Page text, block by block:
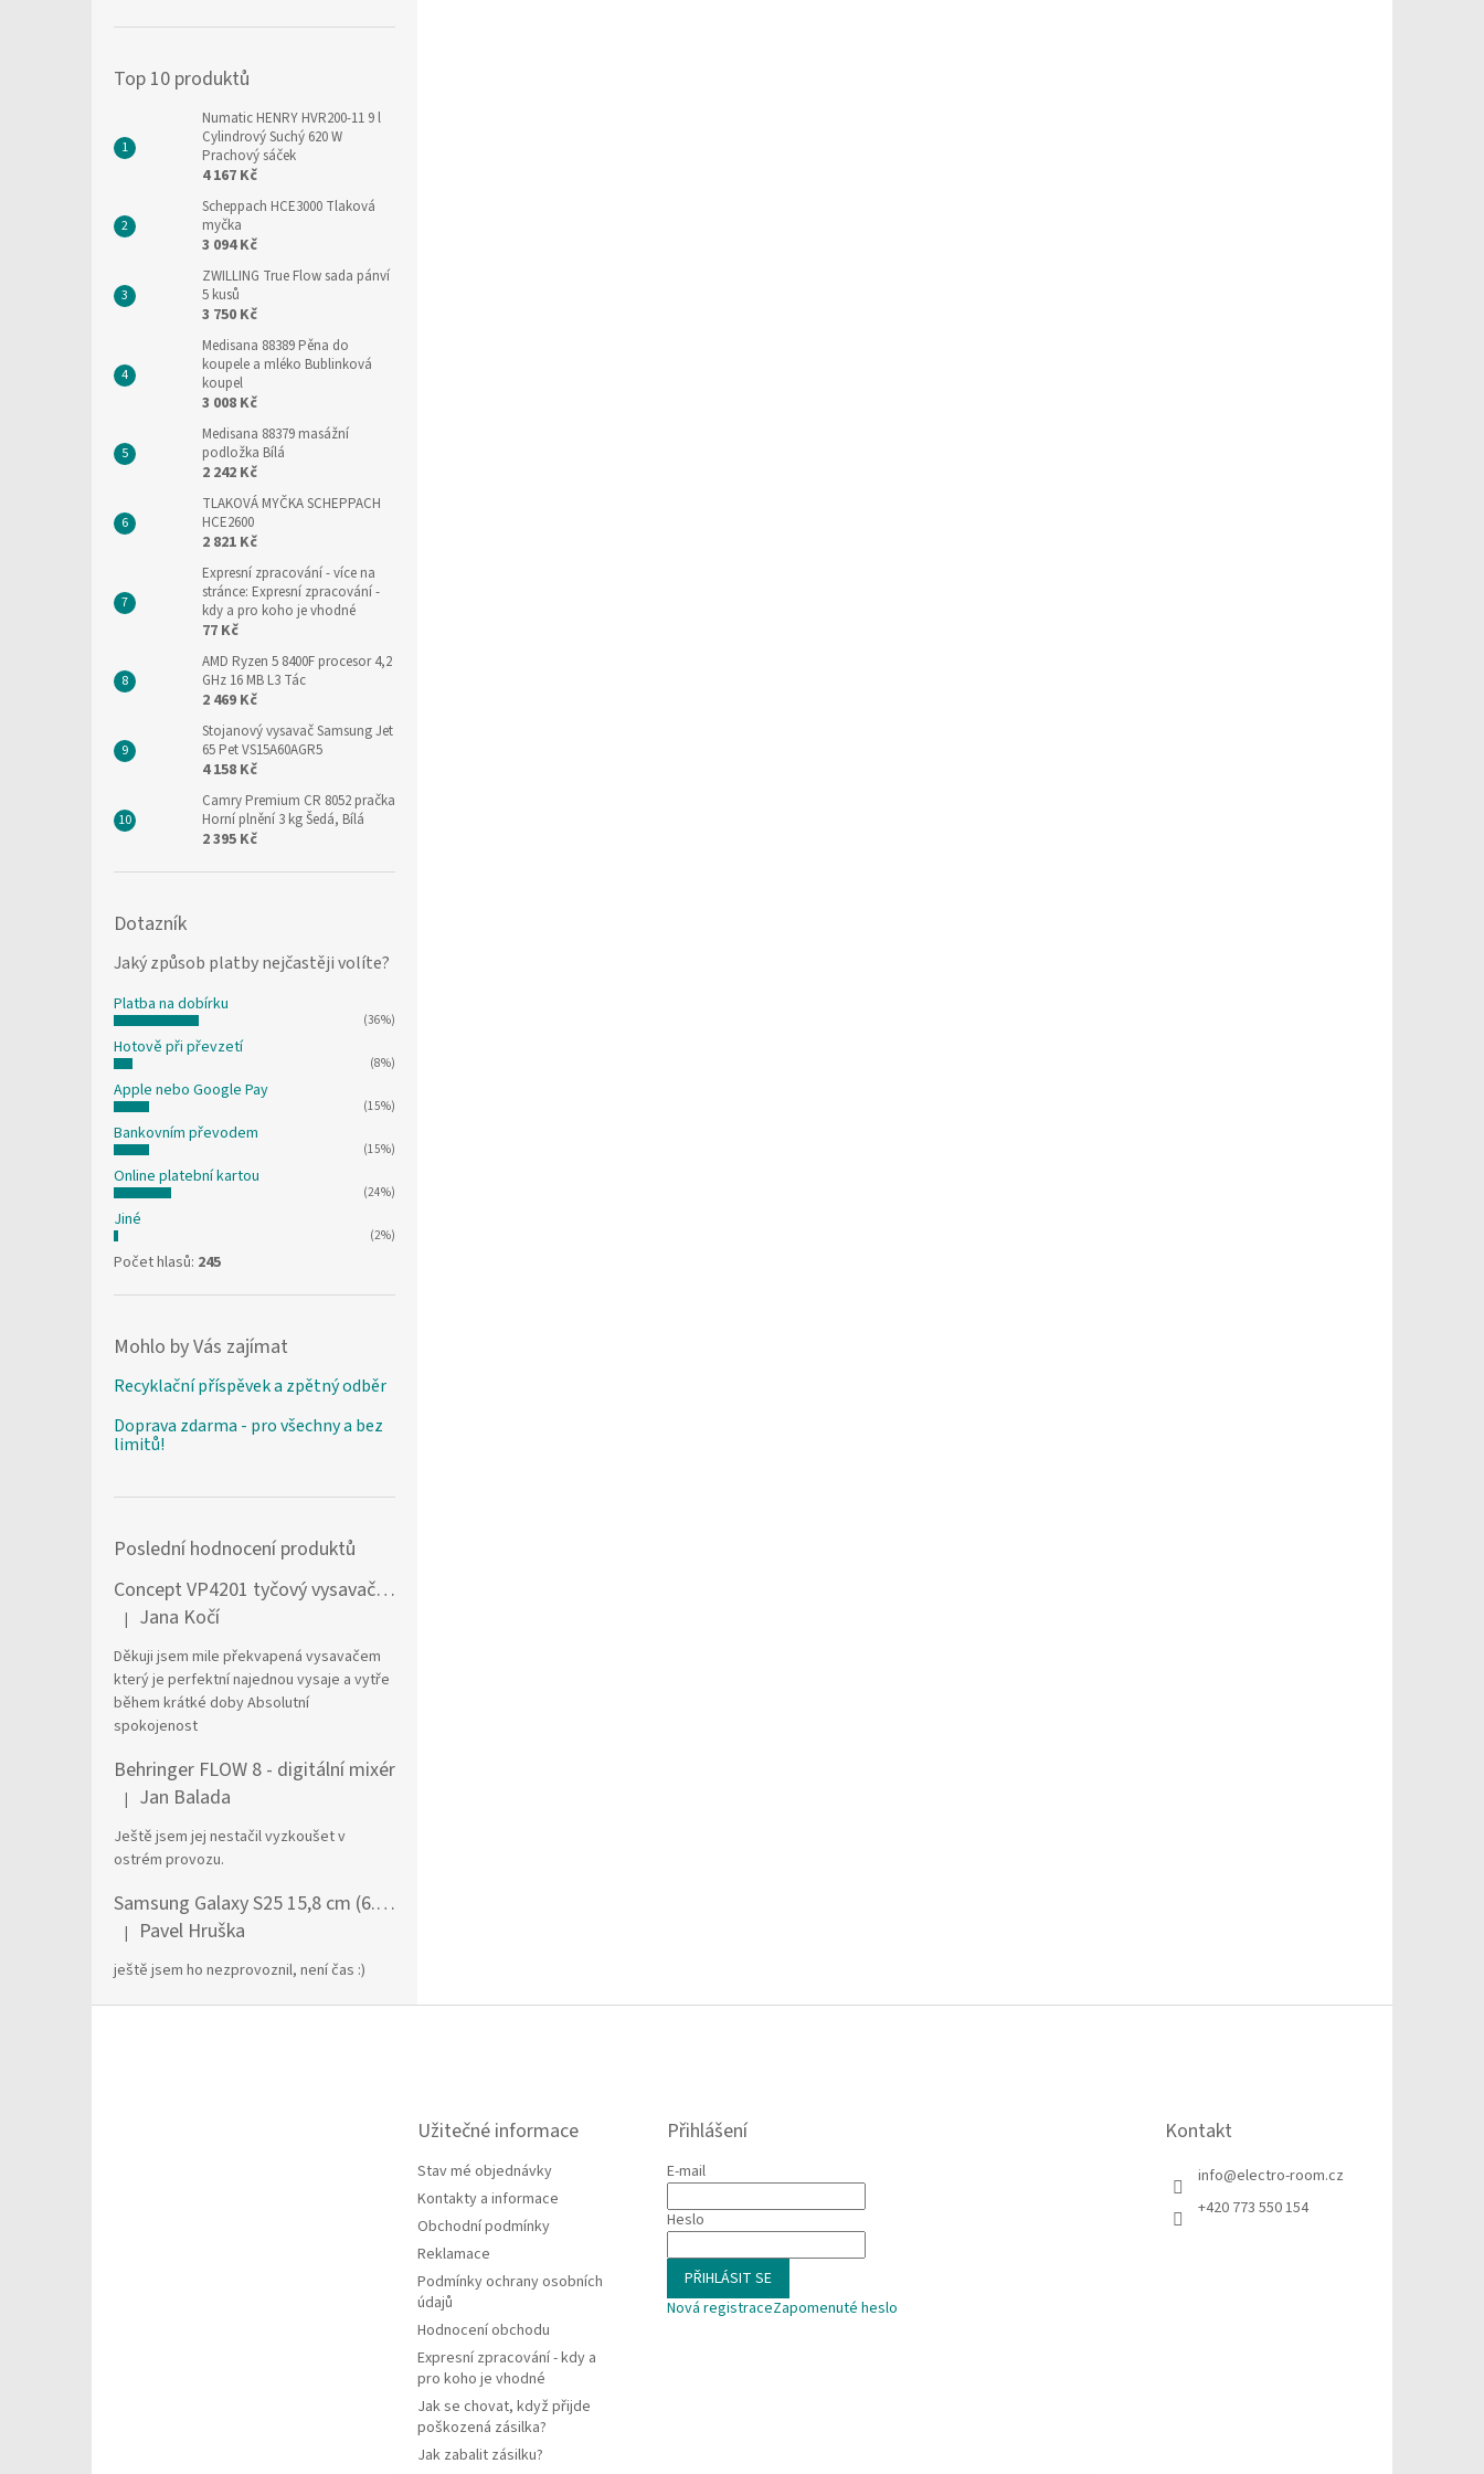
Top 10 produktů
Numatic HENRY HVR200-11 9 l
Cylindrový Suchý 620 W
Prachový sáček
4 167 Kč
Scheppach HCE3000 Tlaková
myčka
3 094 Kč
ZWILLING True Flow sada pánví
5 kusů
3 750 Kč
Medisana 88389 Pěna do
koupele a mléko Bublinková
koupel
3 008 Kč
Medisana 88379 masážní
podložka Bílá
2 242 Kč
TLAKOVÁ MYČKA SCHEPPACH
HCE2600
2 821 Kč
Expresní zpracování- více na
stránce: Expresní zpracování -
kdy a pro koho je vhodné
77 Kč
AMD Ryzen 5 8400F procesor 4,2
GHz 16 MB L3 Tác
2 469 Kč
Stojanový vysavač Samsung Jet
65 Pet VS15A60AGR5
4 158 Kč
Camry Premium CR 8052 pračka
Horní plnění 3 kg Šedá, Bílá
2 395 Kč
Dotazník
Jaký způsob platby nejčastěji volíte?
Platba na dobírku
(36%)
Hotově při převzetí
(8%)
Apple nebo Google Pay
(15%)
Bankovním převodem
(15%)
Online platební kartou
(24%)
Jiné
(2%)
Počet hlasů: 245
Mohlo by Vás zajímat
Recyklační příspěvek a zpětný odběr
Doprava zdarma - pro všechny a bez
limitů!
Poslední hodnocení produktů
Concept VP4201 tyčový vysavač / elektrický smeták Tyčový vysavač 2 v 1 AC Suché a mokré Bezsáčkové 0,6 l 90 W Černá, Stříbrná
Hodnocení produktu je 5 z 5 hvězdiček.
| Jana Kočí
Děkuji jsem mile překvapená vysavačem
který je perfektní najednou vysaje a vytře
během krátké doby Absolutní
spokojenost
Behringer FLOW 8 - digitální mixér
Hodnocení produktu je 5 z 5 hvězdiček.
| Jan Balada
Ještě jsem jej nestačil vyzkoušet v
ostrém provozu.
Samsung Galaxy S25 15,8 cm (6.2") Dual SIM Android 15 5G USB typu C 12 GB 256 GB 4000 mAh Námořnická modrá
Hodnocení produktu je 1 z 5 hvězdiček.
| Pavel Hruška
ještě jsem ho nezprovoznil, není čas :)
Užitečné informace
Stav mé objednávky
Kontakty a informace
Obchodní podmínky
Reklamace
Podmínky ochrany osobních
údajů
Hodnocení obchodu
Expresní zpracování - kdy a
pro koho je vhodné
Jak se chovat, když přijde
poškozená zásilka?
Jak zabalit zásilku?
Přihlášení
E-mail
Heslo
PŘIHLÁSIT SE
Nová registraceZapomenuté heslo
Kontakt
info@electro-room.cz
+420 773 550 154